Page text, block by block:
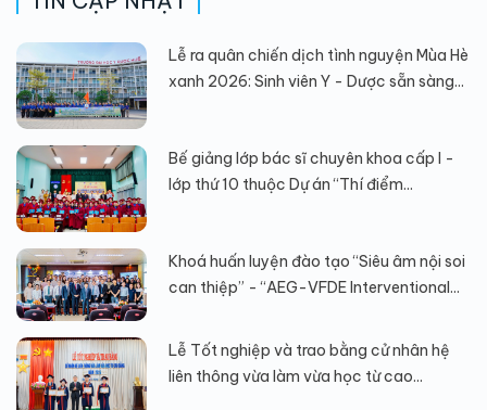
Lễ ra quân chiến dịch tình nguyện Mùa Hè
xanh 2026: Sinh viên Y - Dược sẵn sàng...
Bế giảng lớp bác sĩ chuyên khoa cấp I -
lớp thứ 10 thuộc Dự án “Thí điểm...
Khoá huấn luyện đào tạo “Siêu âm nội soi
can thiệp” - “AEG-VFDE Interventional...
Lễ Tốt nghiệp và trao bằng cử nhân hệ
liên thông vừa làm vừa học từ cao...